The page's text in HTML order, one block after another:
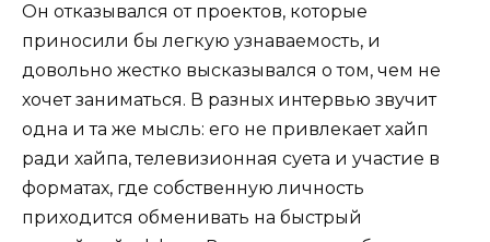
Он отказывался от проектов, которые
приносили бы легкую узнаваемость, и
довольно жестко высказывался о том, чем не
хочет заниматься. В разных интервью звучит
одна и та же мысль: его не привлекает хайп
ради хайпа, телевизионная суета и участие в
форматах, где собственную личность
приходится обменивать на быстрый